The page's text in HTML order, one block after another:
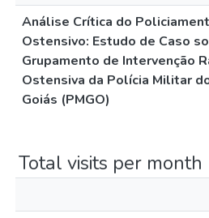
Análise Crítica do
Ostensivo: Estudo de Caso
Grupamento de Intervenção
Ostensiva da Polícia Militar
Goiás (PMGO)
Total visits per month